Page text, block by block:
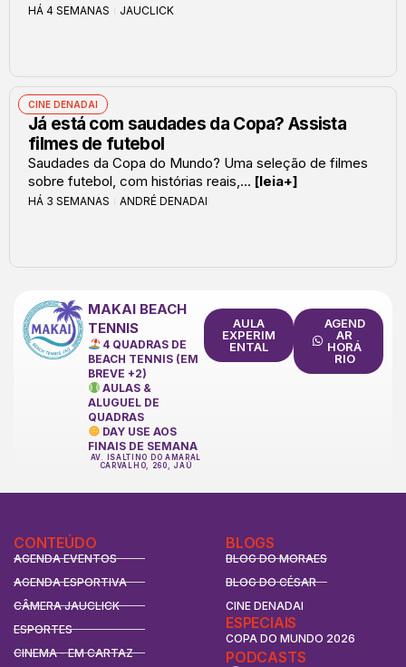
HÁ 4 SEMANAS JAUCLICK
CINE DENADAI
Já está com saudades da Copa? Assista
filmes de futebol
Saudades da Copa do Mundo? Uma seleção de filmes
sobre futebol, com histórias reais,... [leia+]
HÁ 3 SEMANAS ANDRÉ DENADAI
MAKAI BEACH
TENNIS
4 QUADRAS DE
BEACH TENNIS (EM
BREVE +2)
AULAS &
ALUGUEL DE
QUADRAS
DAY USE AOS
FINAIS DE SEMANA
AV. ISALTINO DO AMARAL
CARVALHO, 260, JAÚ
AULA
EXPERIM
ENTAL
AGEND
AR
HORÁ
RIO
CONTEÚDO
AGENDA EVENTOS
AGENDA ESPORTIVA
CÂMERA JAUCLICK
ESPORTES
CINEMA - EM CARTAZ
BLOGS
BLOG DO MORAES
BLOG DO CÉSAR
CINE DENADAI
ESPECIAIS
COPA DO MUNDO 2026
PODCASTS